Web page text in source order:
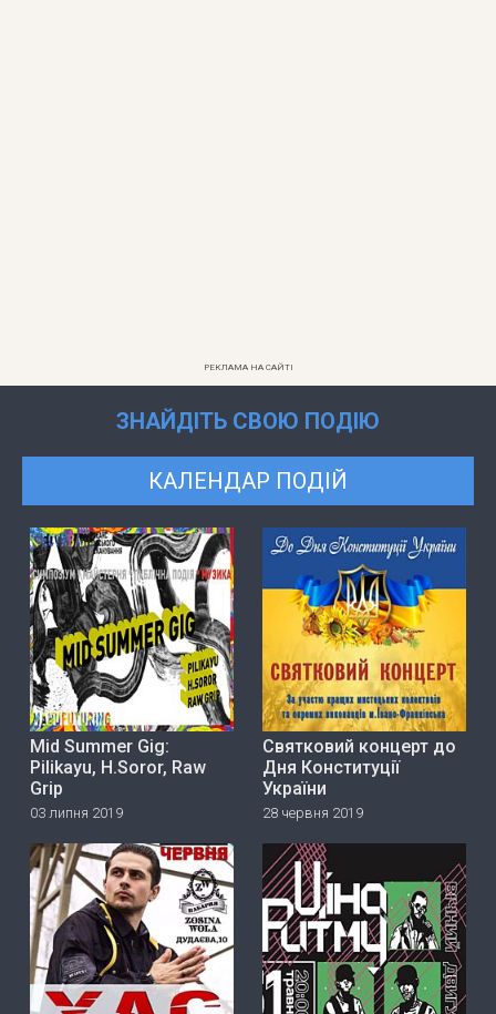
РЕКЛАМА НА САЙТІ
ЗНАЙДІТЬ СВОЮ ПОДІЮ
КАЛЕНДАР ПОДІЙ
Mid Summer Gig:
Pilikayu, H.Soror, Raw
Grip
03 липня 2019
Святковий концерт до
Дня Конституції
України
28 червня 2019